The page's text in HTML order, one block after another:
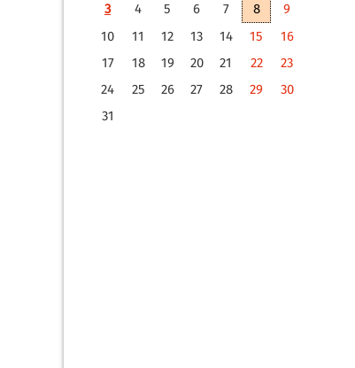
3
4 5 6 7 8
9
10
11 12 13 14 15
16
17
18 19 20 21 22
23
24
25 26 27 28 29
30
31